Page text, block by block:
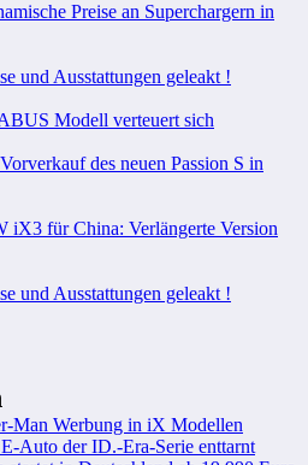
Preise an Superchargern in
und Ausstattungen geleakt !
Modell verteuert sich
des neuen Passion S in
iX3 für China: Verlängerte Version
und Ausstattungen geleakt !
Man Werbung in iX Modellen
Auto der ID.-Era-Serie enttarnt